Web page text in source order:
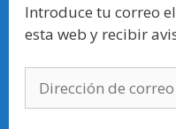
Introduce tu correo
esta web y recibir